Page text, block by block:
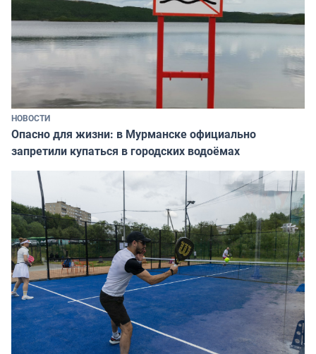
НОВОСТИ
Опасно для жизни: в Мурманске официально
запретили купаться в городских водоёмах